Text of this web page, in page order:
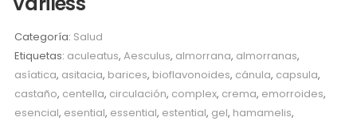
Categoría: Salud
Etiquetas: aculeatus, Aesculus, almorrana, almorranas,
asíatica, asitacia, barices, bioflavonoides, cánula, capsula,
castaño, centella, circulación, complex, crema, emorroides,
esencial, esential, essential, estential, gel, hamamelis,